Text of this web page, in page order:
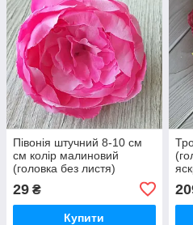
Півонія штучний 8-10 см
см колір малиновий
(головка без листя)
29 ₴
Купити